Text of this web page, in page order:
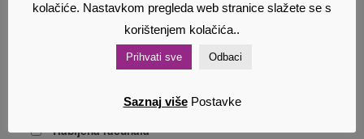
Kategorije proizvoda
Najam printera
Naša ponuda
Informatika i servisni djelovi
Rabljena računala
kolačiće. Nastavkom pregleda web stranice slažete se s
korištenjem kolačića..
Prihvati sve Odbaci
Saznaj više Postavke